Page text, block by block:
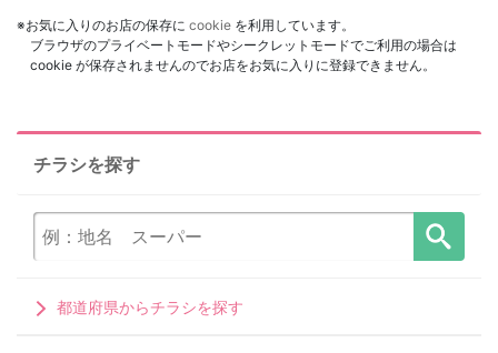
※お気に入りのお店の保存に cookie を利用しています。
ブラウザのプライベートモードやシークレットモードでご利用の場合は
cookie が保存されませんのでお店をお気に入りに登録できません。
チラシを探す
都道府県からチラシを探す